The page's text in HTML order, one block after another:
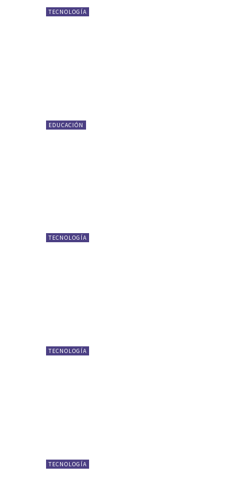
TECNOLOGÍA
EDUCACIÓN
TECNOLOGÍA
TECNOLOGÍA
TECNOLOGÍA